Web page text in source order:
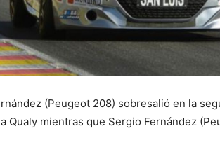
(Peugeot 208) sobresalió en la
Qualy mientras que Sergio Fernández